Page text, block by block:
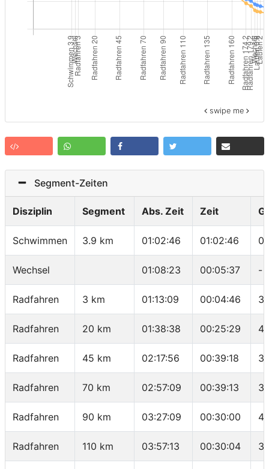
swipe me
Segment-Zeiten
Disziplin Segment Abs. Zeit Zeit
Schwimmen 3.9 km 01:02:46 01:02:46
Wechsel 01:08:23 00:05:37 -
Radfahren 3 km 01:13:09 00:04:46
Radfahren 20 km 01:38:38 00:25:29
Radfahren 45 km 02:17:56 00:39:18
Radfahren 70 km 02:57:09 00:39:13
Radfahren 90 km 03:27:09 00:30:00
Radfahren 110 km 03:57:13 00:30:04